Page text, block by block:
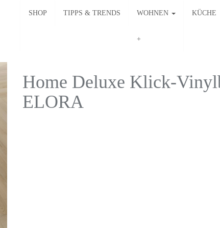
SHOP TIPPS & TRENDS WOHNEN KÜCHE
Home Deluxe Klick-
ELORA